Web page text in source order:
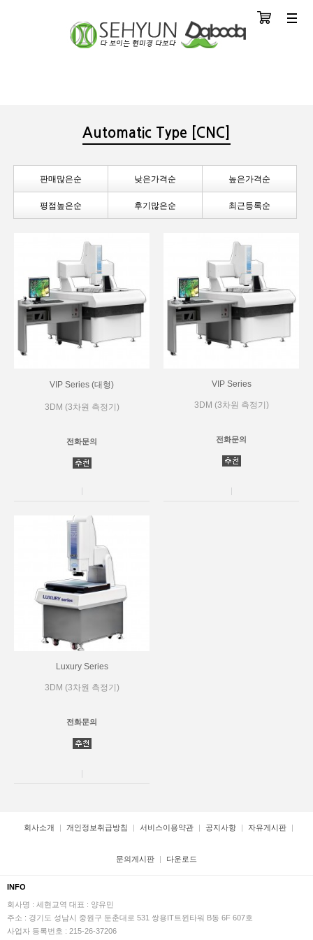
분류
Automatic Type [CNC]
판매많은순 낮은가격순 높은가격순
평점높은순 후기많은순 최근등록순
VIP Series (대형)
3DM (3차원 측정기)
전화문의
VIP Series
3DM (3차원 측정기)
전화문의
Luxury Series
3DM (3차원 측정기)
전화문의
회사소개 개인정보취급방침 서비스이용약관 공지사항 자유게시판
문의게시판 다운로드
INFO
회사명 : 세현교역 대표 : 양유민
주소 : 경기도 성남시 중원구 둔춘대로 531 쌍용IT트윈타워 B동 6F 607호
사업자 등록번호 : 215-26-37206